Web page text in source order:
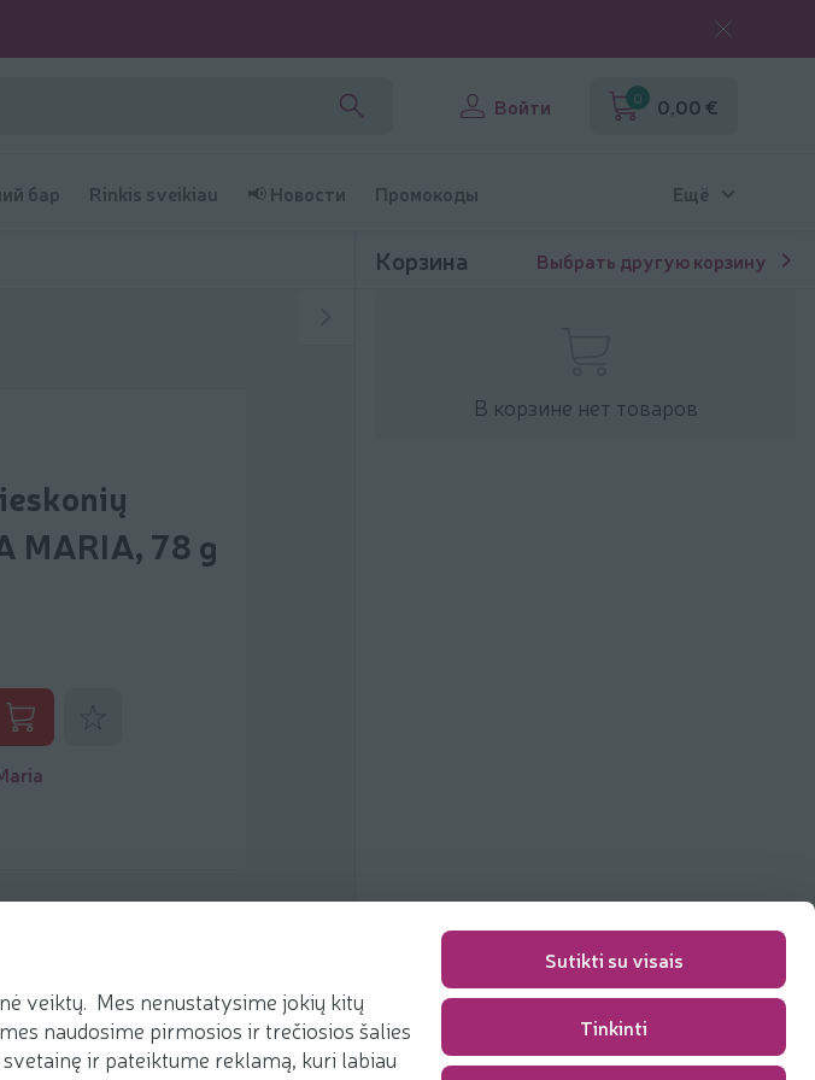
veiktų. Mes nenustatysime jokių kitų
naudosime pirmosios ir trečiosios šalies
ir pateiktume reklamą, kuri labiau
Sutikti su visais
Tinkinti
Войти 0 0,00 €
бар Rinkis sveikiau 📢 Новости Промокоды Ещё
MARIA, 78 g
Корзина Выбрать другую корзину
В корзине нет товаров
Упаковка 0,00 €
Сумма 0,00 €